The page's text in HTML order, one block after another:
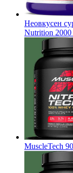
Неовкусен
Nutrition 2000
MuscleTech